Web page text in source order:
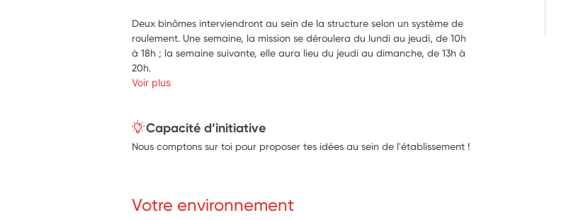
Deux binômes interviendront au sein de la structure selon un système de
roulement. Une semaine, la mission se déroulera du lundi au jeudi, de 10h
à 18h ; la semaine suivante, elle aura lieu du jeudi au dimanche, de 13h à
20h.
Voir plus
Capacité d’initiative
Nous comptons sur toi pour proposer tes idées au sein de l'établissement !
Votre environnement